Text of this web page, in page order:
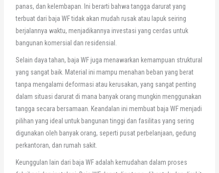
panas, dan kelembapan. Ini berarti bahwa tangga darurat yang
terbuat dari baja WF tidak akan mudah rusak atau lapuk seiring
berjalannya waktu, menjadikannya investasi yang cerdas untuk
bangunan komersial dan residensial.
Selain daya tahan, baja WF juga menawarkan kemampuan struktural
yang sangat baik. Material ini mampu menahan beban yang berat
tanpa mengalami deformasi atau kerusakan, yang sangat penting
dalam situasi darurat di mana banyak orang mungkin menggunakan
tangga secara bersamaan. Keandalan ini membuat baja WF menjadi
pilihan yang ideal untuk bangunan tinggi dan fasilitas yang sering
digunakan oleh banyak orang, seperti pusat perbelanjaan, gedung
perkantoran, dan rumah sakit.
Keunggulan lain dari baja WF adalah kemudahan dalam proses